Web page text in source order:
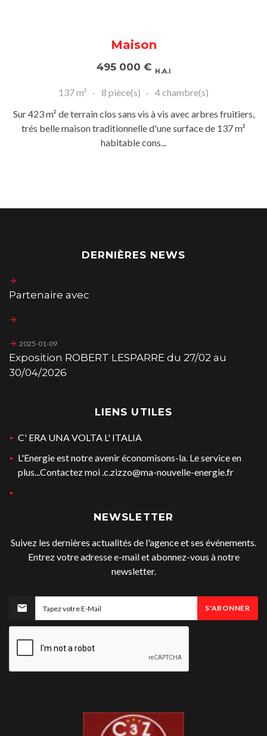
Maison
495 000 € H.A.I
137 m² 8 pièce(s)
4 chambre(s)
Sur 423 m² de terrain clos sans vis à vis avec arbres fruitiers,
trés belle maison traditionnelle d'une surface de 137 m²
habitable cons...
DERNIÈRES NEWS
Partenaire avec
2025-01-09
Exposition ROBERT LESPARRE du 27/02 au
30/04/2026
LIENS UTILES
C' ERA UNA VOLTA L' ITALIA
L'Energie est notre avenir économisons-la. Le service en
plus...Contactez moi .c.zizzo@ma-nouvelle-energie.fr
NEWSLETTER
Suivez les dernières actualités de l'agence et ses événements.
Entrez votre adresse e-mail et abonnez-vous à notre
newsletter.
S'ABONNER